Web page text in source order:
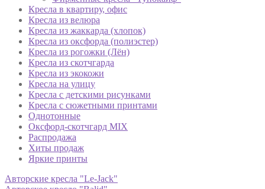
Кресла в квартиру, офис
Кресла из велюра
Кресла из жаккарда (хлопок)
Кресла из оксфорда (полиэстер)
Кресла из рогожки (Лён)
Кресла из скотчгарда
Кресла из экокожи
Кресла на улицу
Кресла с детскими рисунками
Кресла с сюжетными принтами
Однотонные
Оксфорд-скотчгард MIX
Распродажа
Хиты продаж
Яркие принты
Авторские кресла "Le-Jack"